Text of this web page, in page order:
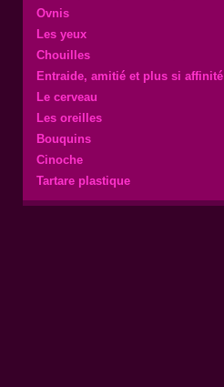
Ovnis
Les yeux
Chouilles
Entraide, amitié et plus si affinité
Le cerveau
Les oreilles
Bouquins
Cinoche
Tartare plastique